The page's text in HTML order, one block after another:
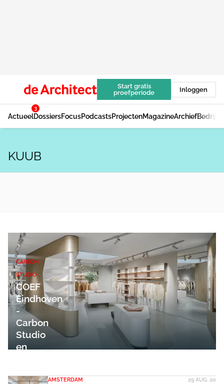
Start gratis
proefperiode
Inloggen
Actueel
3
DossiersFocusPodcastsProjectenMagazineArchief
KUUB
CARBON
STUDIO
COEF
Eindhoven
-
Carbon
Studio
en
AMSTERDAM 29 AUG. 20